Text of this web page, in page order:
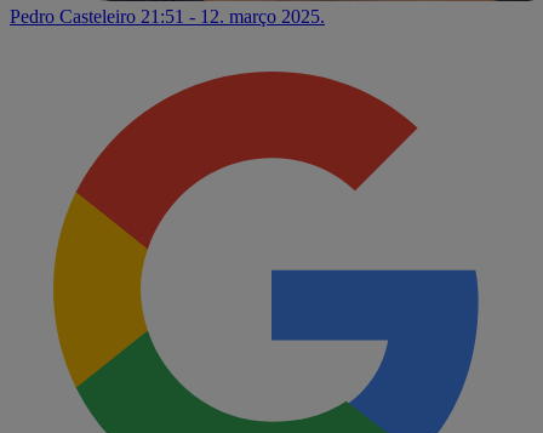
Pedro Casteleiro 21:51 - 12. março 2025.